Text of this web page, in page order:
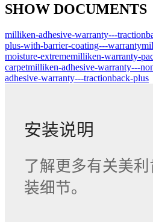
SHOW DOCUMENTS
milliken-adhesive-warranty---
plus-with-barrier-coating---warranty
moisture-extrememilliken-warranty-
carpetmilliken-adhesive-warranty---
adhesive-warranty---tractionback-plus
安装说明
了解更多有关美
装细节。